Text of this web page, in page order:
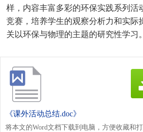
样，内容丰富多彩的环保实践系列活
竞赛，培养学生的观察分析力和实际
关以环保与物理的主题的研究性学习。
《课外活动总结.doc》
将本文的Word文档下载到电脑，方便收藏和